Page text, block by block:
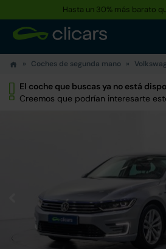
Hasta un 30% más barato
Coches de segunda mano
El coche que buscas ya no está
Creemos que podrían interesarte